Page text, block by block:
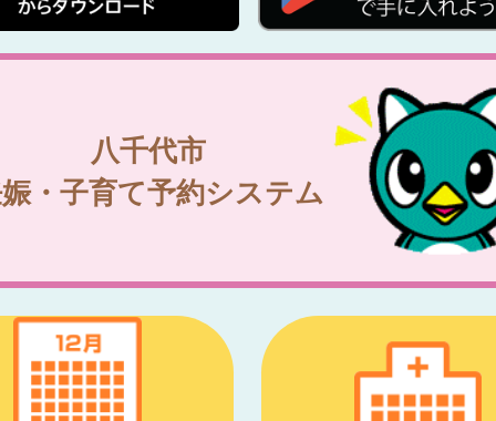
八千代市
・子育て予約システム